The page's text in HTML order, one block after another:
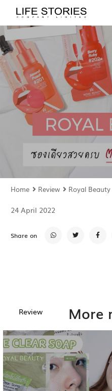
Review
Royal Beauty ซ
แก้ม ปาก
Home Review Royal
24 April 2022
Share on
More